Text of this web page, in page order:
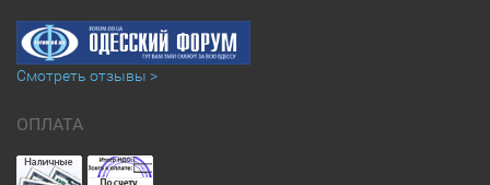
Смотреть отзывы >
ОПЛАТА